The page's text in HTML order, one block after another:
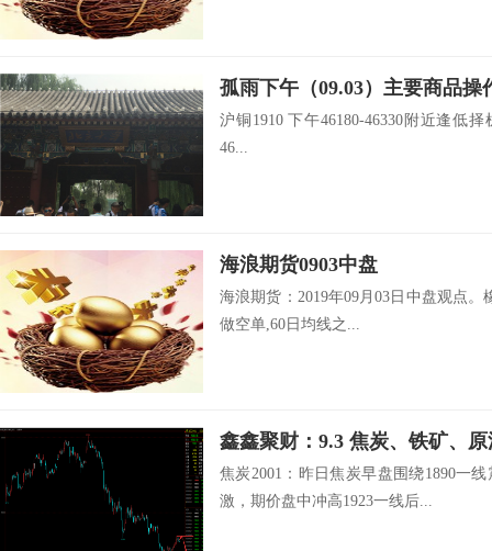
孤雨下午（09.03）主要商品操
沪铜1910 下午46180-46330附近逢低
46...
海浪期货0903中盘
海浪期货：2019年09月03日中盘观点。
做空单,60日均线之...
鑫鑫聚财：9.3 焦炭、铁矿、
焦炭2001：昨日焦炭早盘围绕1890一
激，期价盘中冲高1923一线后...